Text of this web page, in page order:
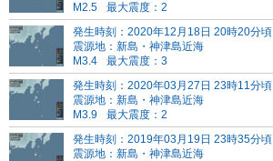
M2.5
最大震度：2
発生時刻：2020年12月18日 20時20分頃
震源地：新島・神津島近海
M3.4
最大震度：3
発生時刻：2020年03月27日 23時11分頃
震源地：新島・神津島近海
M3.9
最大震度：2
発生時刻：2019年03月19日 23時35分頃
震源地：新島・神津島近海